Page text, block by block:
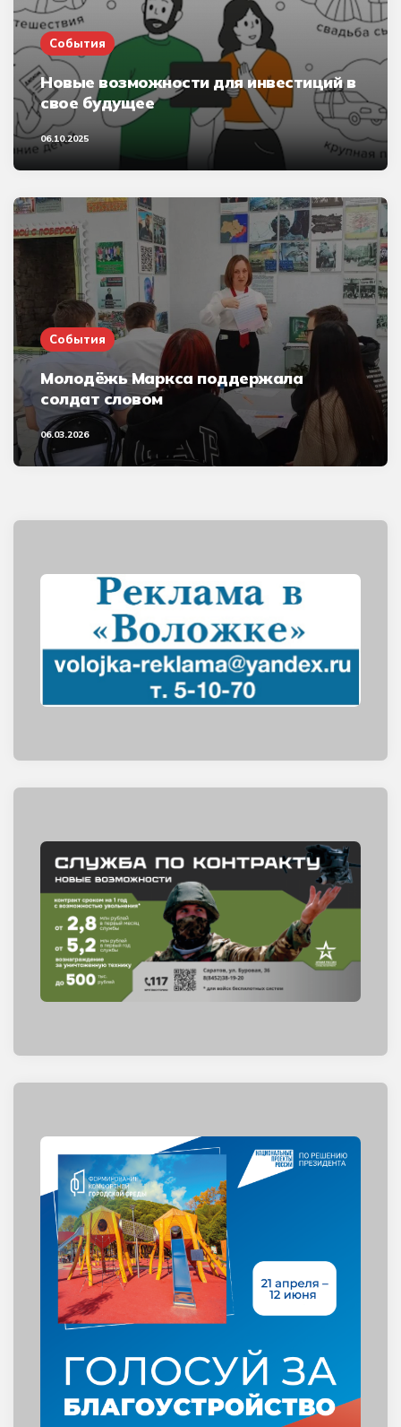
События
Новые возможности для инвестиций в
свое будущее
06.10.2025
События
Молодёжь Маркса поддержала
солдат словом
06.03.2026